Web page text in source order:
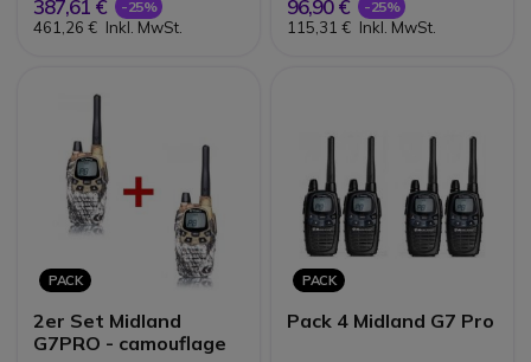
387,61 € -25%
461,26 € Inkl. MwSt.
96,90 € -25%
115,31 € Inkl. MwSt.
PACK
2er Set Midland
G7PRO - camouflage
PACK
Pack 4 Midland G7 Pro